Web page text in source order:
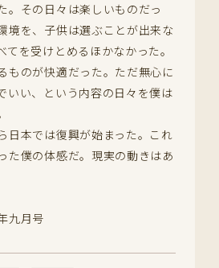
。その日々は楽しいものだっ
境を、子供は選ぶことが出来な
てを受けとめるほかなかった。
ものが快適だった。ただ無心に
いい、という内容の日々を僕は
日本では復興が始まった。これ
た僕の体感だ。現実の動きはあ
九月号